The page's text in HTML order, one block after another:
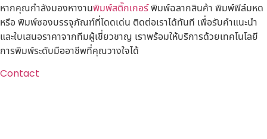
หากคุณกำลังมองหางานพิมพ์สติ๊กเกอร์พิมพ์ฉลากสินค้า พิมพ์ฟิล์มหด
หรือ พิมพ์ซองบรรจุภัณฑ์ที่โดดเด่น ติดต่อเราได้ทันที เพื่อรับคำแนะนำ
และใบเสนอราคาจากทีมผู้เชี่ยวชาญ เราพร้อมให้บริการด้วยเทคโนโลยี
การพิมพ์ระดับมืออาชีพที่คุณวางใจได้
Contact